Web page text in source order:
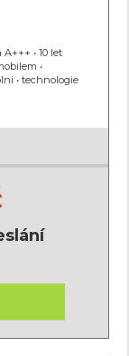
• 10 let
•
• technologie